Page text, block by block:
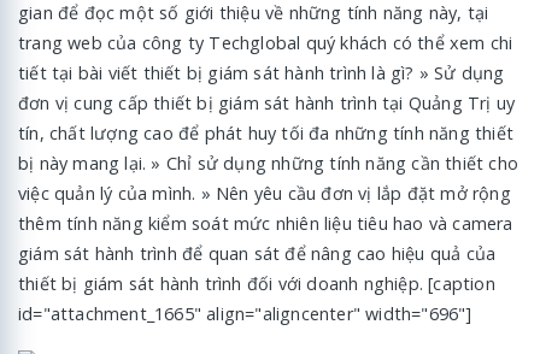
gian để đọc một số giới thiệu về những tính năng này, tại
trang web của công ty Techglobal quý khách có thể xem chi
tiết tại bài viết thiết bị giám sát hành trình là gì? » Sử dụng
đơn vị cung cấp thiết bị giám sát hành trình tại Quảng Trị uy
tín, chất lượng cao để phát huy tối đa những tính năng thiết
bị này mang lại. » Chỉ sử dụng những tính năng cần thiết cho
việc quản lý của mình. » Nên yêu cầu đơn vị lắp đặt mở rộng
thêm tính năng kiểm soát mức nhiên liệu tiêu hao và camera
giám sát hành trình để quan sát để nâng cao hiệu quả của
thiết bị giám sát hành trình đối với doanh nghiệp. [caption
id="attachment_1665" align="aligncenter" width="696"]